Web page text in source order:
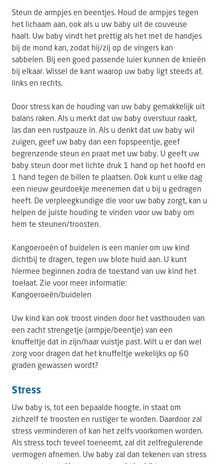
Steun de armpjes en beentjes. Houd de armpjes tegen
het lichaam aan, ook als u uw baby uit de couveuse
haalt. Uw baby vindt het prettig als het met de handjes
bij de mond kan, zodat hij/zij op de vingers kan
sabbelen. Bij een goed passende luier kunnen de knieën
bij elkaar. Wissel de kant waarop uw baby ligt steeds af,
links en rechts.
Door stress kan de houding van uw baby gemakkelijk uit
balans raken. Als u merkt dat uw baby overstuur raakt,
las dan een rustpauze in. Als u denkt dat uw baby wil
zuigen, geef uw baby dan een fopspeentje, geef
begrenzende steun en praat met uw baby. U geeft uw
baby steun door met lichte druk 1 hand op het hoofd en
1 hand tegen de billen te plaatsen. Ook kunt u elke dag
een nieuw geurdoekje meenemen dat u bij u gedragen
heeft. De verpleegkundige die voor uw baby zorgt, kan u
helpen de juiste houding te vinden voor uw baby om
hem te steunen/troosten.
Kangoeroeën of buidelen is een manier om uw kind
dichtbij te dragen, tegen uw blote huid aan. U kunt
hiermee beginnen zodra de toestand van uw kind het
toelaat. Zie voor meer informatie:
Kangoeroeën/buidelen
Uw kind kan ook troost vinden door het vasthouden van
een zacht strengetje (armpje/beentje) van een
knuffeltje dat in zijn/haar vuistje past. Wilt u er dan wel
zorg voor dragen dat het knuffeltje wekelijks op 60
graden gewassen wordt?
Stress
Uw baby is, tot een bepaalde hoogte, in staat om
zichzelf te troosten en rustiger te worden. Daardoor zal
stress verminderen of kan het zelfs voorkomen worden.
Als stress toch teveel toeneemt, zal dit zelfregulerende
vermogen afnemen. Uw baby zal dan tekenen van stress